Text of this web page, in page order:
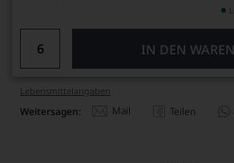
IN DEN
Lebensmittel­angaben
Weitersagen: Mail Teilen